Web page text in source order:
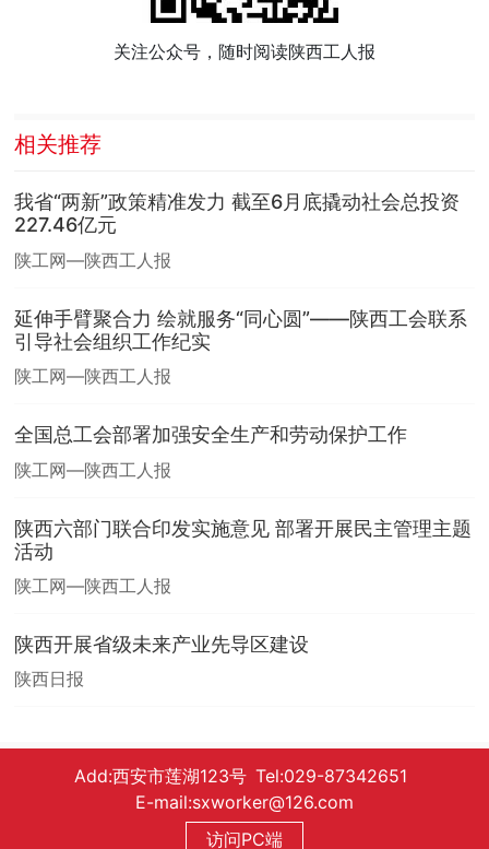
关注公众号，随时阅读陕西工人报
相关推荐
我省“两新”政策精准发力 截至6月底撬动社会总投资
227.46亿元
陕工网—陕西工人报
延伸手臂聚合力 绘就服务“同心圆”——陕西工会联系
引导社会组织工作纪实
陕工网—陕西工人报
全国总工会部署加强安全生产和劳动保护工作
陕工网—陕西工人报
陕西六部门联合印发实施意见 部署开展民主管理主题
活动
陕工网—陕西工人报
陕西开展省级未来产业先导区建设
陕西日报
Add:西安市莲湖123号 Tel:029-87342651
E-mail:sxworker@126.com
访问PC端